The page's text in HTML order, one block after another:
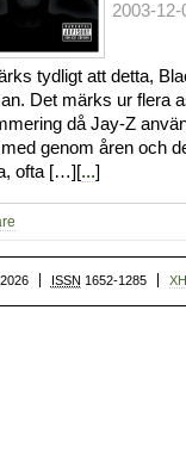
2003-12-
tydligt att detta,
Det märks ur flera
då Jay-Z
genom åren och
ofta […][...]
ISSN 1652-1285